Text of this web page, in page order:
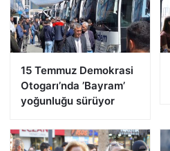
15 Temmuz Demokrasi
Otogarı’nda ’Bayram’
yoğunluğu sürüyor